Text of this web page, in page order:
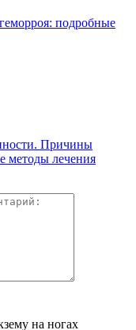
подробные
Причины
методы лечения